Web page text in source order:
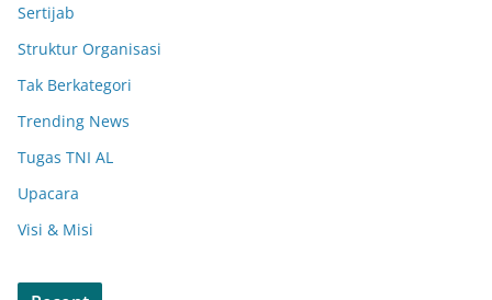
Sertijab
Struktur Organisasi
Tak Berkategori
Trending News
Tugas TNI AL
Upacara
Visi & Misi